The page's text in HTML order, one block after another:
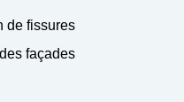
de fissures
façades